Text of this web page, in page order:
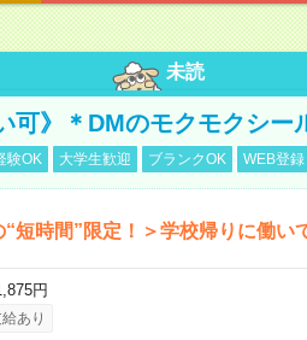
未読
可》＊DMのモクモクシー
験OK 大学生歓迎 ブランクOK WEB登
“短時間”限定！＞学校帰りに働
円
あり